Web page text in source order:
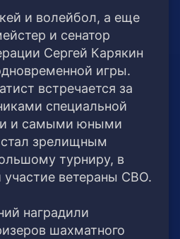
и волейбол, а еще
и сенатор
Сергей Карякин
игры.
встречается за
специальной
и самыми юными
зрелищным
турниру, в
ветераны СВО.
наградили
шахматного